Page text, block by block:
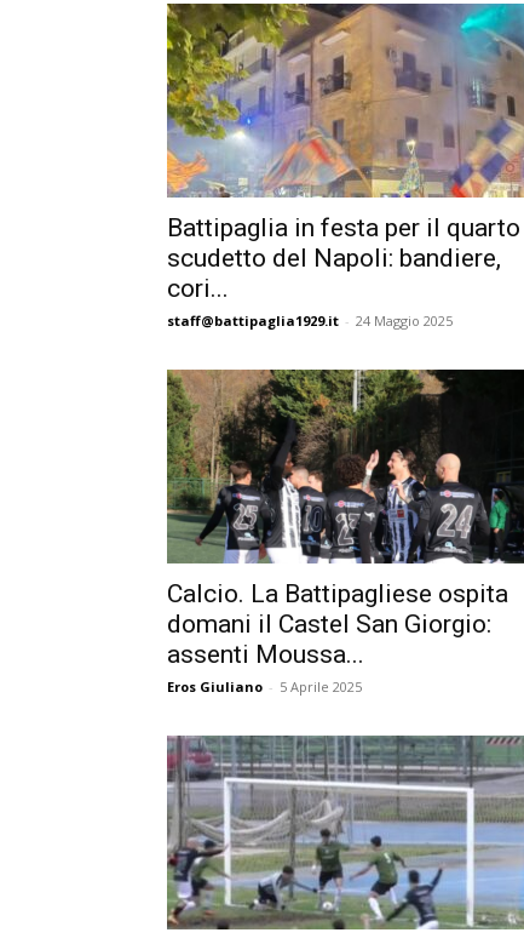
Battipaglia in festa per il quarto
scudetto del Napoli: bandiere,
cori...
staff@battipaglia1929.it - 24 Maggio 2025
Calcio. La Battipagliese ospita
domani il Castel San Giorgio:
assenti Moussa...
Eros Giuliano - 5 Aprile 2025